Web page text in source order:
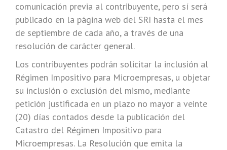
comunicación previa al contribuyente, pero sí será
publicado en la página web del SRI hasta el mes
de septiembre de cada año, a través de una
resolución de carácter general.
Los contribuyentes podrán solicitar la inclusión al
Régimen Impositivo para Microempresas, u objetar
su inclusión o exclusión del mismo, mediante
petición justificada en un plazo no mayor a veinte
(20) días contados desde la publicación del
Catastro del Régimen Impositivo para
Microempresas. La Resolución que emita la